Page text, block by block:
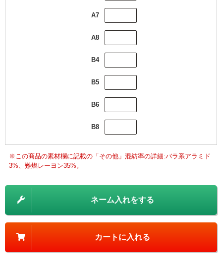
A7
A8
B4
B5
B6
B8
※この商品の素材欄に記載の「その他」混紡率の詳細:バラ系アラミド
3%、難燃レーヨン35%。
ネーム入れをする
カートに入れる